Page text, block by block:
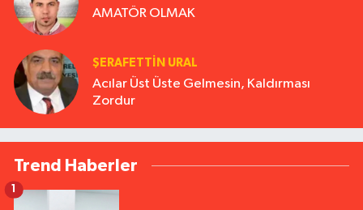
AMATÖR OLMAK
ŞERAFETTIN URAL
Acılar Üst Üste Gelmesin, Kaldırması
Zordur
Trend Haberler
1